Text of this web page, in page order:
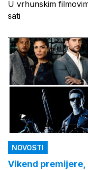
U vrhunskim
sati
NOVOSTI
Vikend